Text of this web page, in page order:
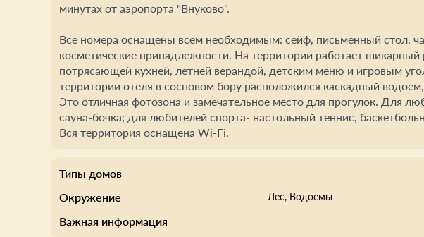
минутах от аэропорта "Внуково".
Все номера оснащены всем необходимым: сейф, письменный стол,
косметические принадлежности. На территории работает шикарный
потрясающей кухней, летней верандой, детским меню и игровым
территории отеля в сосновом бору расположился каскадный
Это отличная фотозона и замечательное место для прогулок. Для
сауна-бочка; для любителей спорта- настольный теннис,
Вся территория оснащена Wi-Fi.
Типы домов
Окружение
Лес, Водоемы
Важная информация